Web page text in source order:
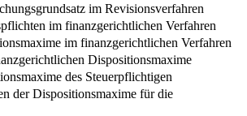
im Revisionsverfahren
im finanzgerichtlichen Verfahren
im finanzgerichtlichen Verfahren
Dispositionsmaxime
des Steuerpflichtigen
der Dispositionsmaxime für die